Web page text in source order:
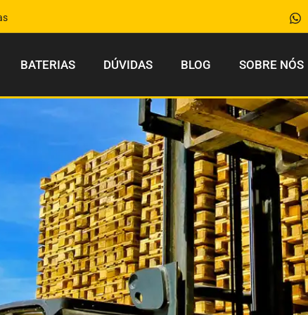
BATERIAS DÚVIDAS BLOG SOBRE NÓS